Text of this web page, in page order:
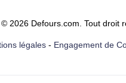
© 2026 Defours.com. Tout droit
légales- Engagement de